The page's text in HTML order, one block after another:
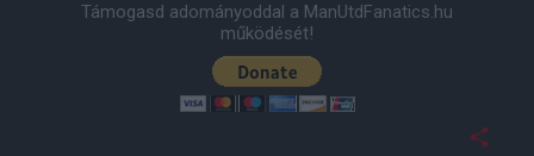
Támogasd adományoddal a ManUtdFanatics.hu
működését!